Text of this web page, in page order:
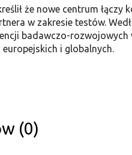
że nowe centrum
w zakresie testów.
badawczo-
i globalnych.
(0)